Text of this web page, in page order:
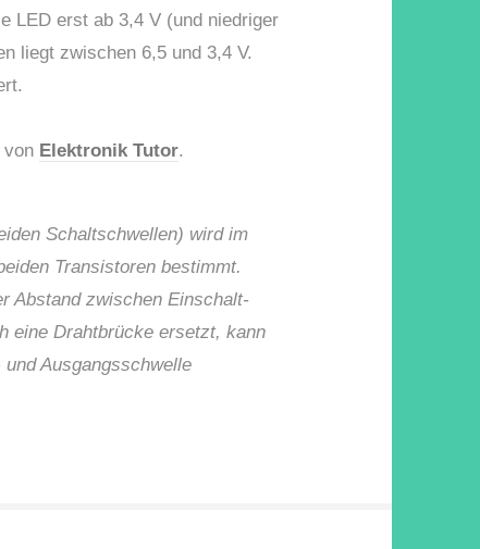
LED erst ab 3,4 V (und niedriger
liegt zwischen 6,5 und 3,4 V.
von Elektronik Tutor.
Schaltschwellen) wird im
Transistoren bestimmt.
Abstand zwischen Einschalt-
eine Drahtbrücke ersetzt, kann
Ausgangsschwelle